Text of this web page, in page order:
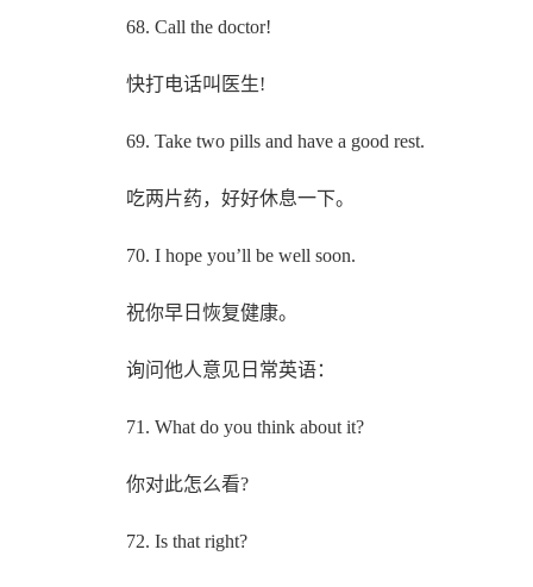
68. Call the doctor!
快打电话叫医生!
69. Take two pills and have a good rest.
吃两片药，好好休息一下。
70. I hope you’ll be well soon.
祝你早日恢复健康。
询问他人意见日常英语：
71. What do you think about it?
你对此怎么看?
72. Is that right?